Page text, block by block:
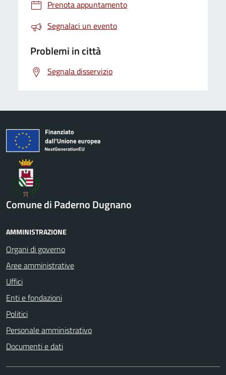
Prenota appuntamento
Segnalaci un evento
Problemi in città
Segnala disservizio
Comune di Paderno Dugnano
AMMINISTRAZIONE
Organi di governo
Aree amministrative
Uffici
Enti e fondazioni
Politici
Personale amministrativo
Documenti e dati